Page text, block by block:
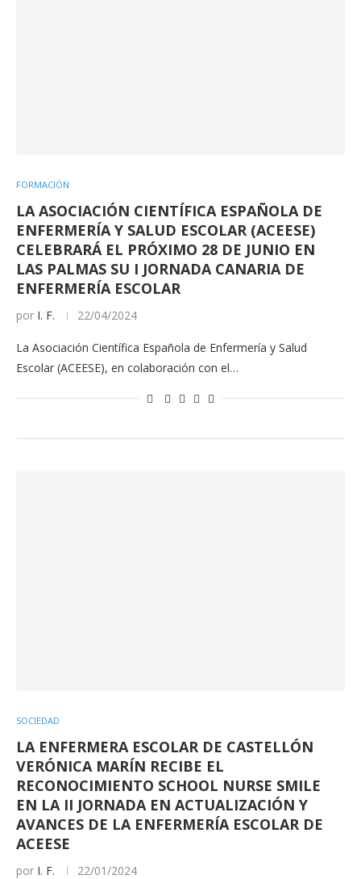
FORMACIÓN
LA ASOCIACIÓN CIENTÍFICA ESPAÑOLA DE
ENFERMERÍA Y SALUD ESCOLAR (ACEESE)
CELEBRARÁ EL PRÓXIMO 28 DE JUNIO EN
LAS PALMAS SU I JORNADA CANARIA DE
ENFERMERÍA ESCOLAR
por I. F. 22/04/2024
La Asociación Científica Española de Enfermería y Salud
Escolar (ACEESE), en colaboración con el…
SOCIEDAD
LA ENFERMERA ESCOLAR DE CASTELLÓN
VERÓNICA MARÍN RECIBE EL
RECONOCIMIENTO SCHOOL NURSE SMILE
EN LA II JORNADA EN ACTUALIZACIÓN Y
AVANCES DE LA ENFERMERÍA ESCOLAR DE
ACEESE
por I. F. 22/01/2024